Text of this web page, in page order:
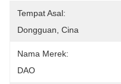
Tempat Asal:
Dongguan, Cina
Nama Merek:
DAO